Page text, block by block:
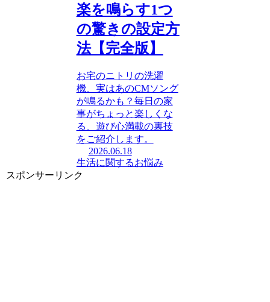
楽を鳴らす1つ
の驚きの設定方
法【完全版】
お宅のニトリの洗濯
機、実はあのCMソング
が鳴るかも？毎日の家
事がちょっと楽しくな
る、遊び心満載の裏技
をご紹介します。
2026.06.18
生活に関するお悩み
スポンサーリンク